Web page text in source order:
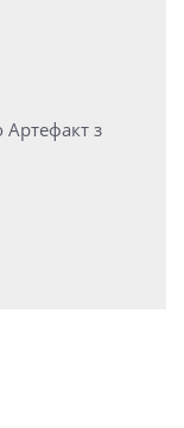
Артефакт з